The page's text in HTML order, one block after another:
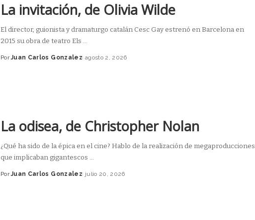
La invitación, de Olivia Wilde
El director, guionista y dramaturgo catalán Cesc Gay estrenó en Barcelona en
2015 su obra de teatro Els ...
Por Juan Carlos Gonzalez agosto 2, 2026
La odisea, de Christopher Nolan
¿Qué ha sido de la épica en el cine? Hablo de la realización de megaproducciones
que implicaban gigantescos ...
Por Juan Carlos Gonzalez julio 20, 2026